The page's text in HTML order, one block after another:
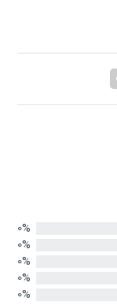
0%
0%
0%
0%
0%